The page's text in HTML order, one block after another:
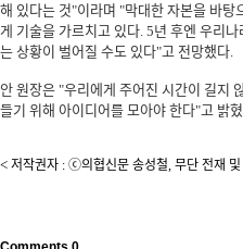
해 있다는 것"이라며 "막대한 자본을 바탕
게 기술을 가르치고 있다. 5년 후엔 우리
는 상황이 벌어질 수도 있다"고 전망했다.
안 원장은 "우리에게 주어진 시간이 길지
들기 위해 아이디어를 모아야 한다"고 밝혔
< 저작권자 : ⓒ의협신문 송성철, 무단 전재 및